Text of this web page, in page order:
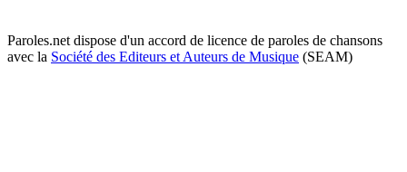
Paroles.net dispose d'un accord de licence de paroles de chansons
avec la Société des Editeurs et Auteurs de Musique (SEAM)